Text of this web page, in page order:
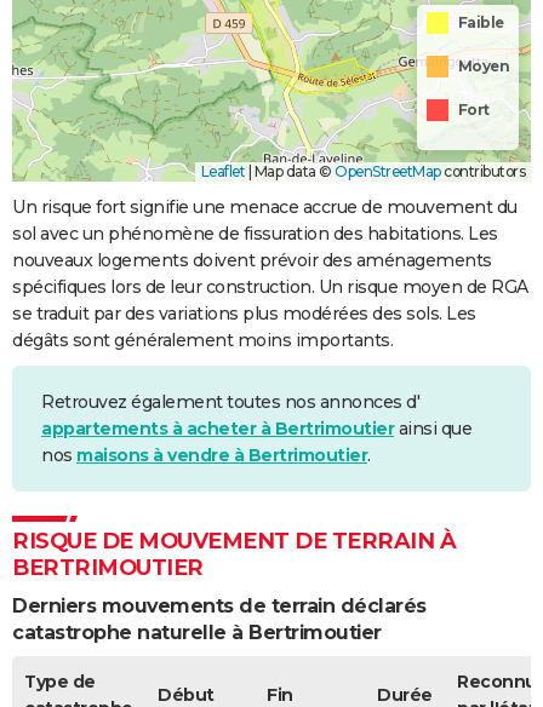
Faible
Moyen
Fort
Leaflet Map data © OpenStreetMapcontributors
Un risque fort signifie une menace accrue de mouvement du
sol avec un phénomène de fissuration des habitations. Les
nouveaux logements doivent prévoir des aménagements
spécifiques lors de leur construction. Un risque moyen de RGA
se traduit par des variations plus modérées des sols. Les
dégâts sont généralement moins importants.
Retrouvez également toutes nos annonces d'
appartements à acheter à Bertrimoutierainsi que
nos maisons à vendre à Bertrimoutier.
RISQUE DE MOUVEMENT DE TERRAIN À
BERTRIMOUTIER
Derniers mouvements de terrain déclarés
catastrophe naturelle à Bertrimoutier
Type de
Début Fin Durée